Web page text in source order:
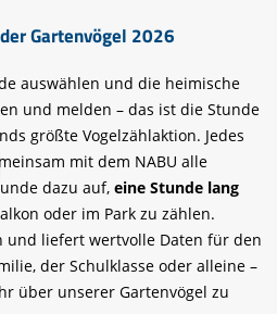
Gartenvögel 2026
auswählen und die heimische
und melden – das ist die Stunde
größte Vogelzählaktion. Jedes
mit dem NABU alle
dazu auf, eine Stunde lang
oder im Park zu zählen.
und liefert wertvolle Daten für den
der Schulklasse oder alleine –
über unserer Gartenvögel zu